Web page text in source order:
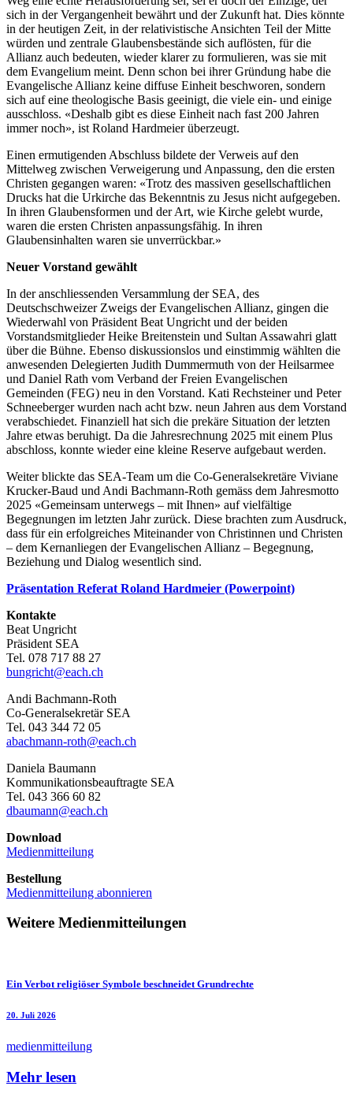
sich in der Vergangenheit bewährt und der Zukunft hat. Dies könnte
in der heutigen Zeit, in der relativistische Ansichten Teil der Mitte
würden und zentrale Glaubensbestände sich auflösten, für die
Allianz auch bedeuten, wieder klarer zu formulieren, was sie mit
dem Evangelium meint. Denn schon bei ihrer Gründung habe die
Evangelische Allianz keine diffuse Einheit beschworen, sondern
sich auf eine theologische Basis geeinigt, die viele ein- und einige
ausschloss. «Deshalb gibt es diese Einheit nach fast 200 Jahren
immer noch», ist Roland Hardmeier überzeugt.
Einen ermutigenden Abschluss bildete der Verweis auf den
Mittelweg zwischen Verweigerung und Anpassung, den die ersten
Christen gegangen waren: «Trotz des massiven gesellschaftlichen
Drucks hat die Urkirche das Bekenntnis zu Jesus nicht aufgegeben.
In ihren Glaubensformen und der Art, wie Kirche gelebt wurde,
waren die ersten Christen anpassungsfähig. In ihren
Glaubensinhalten waren sie unverrückbar.»
Neuer Vorstand gewählt
In der anschliessenden Versammlung der SEA, des
Deutschschweizer Zweigs der Evangelischen Allianz, gingen die
Wiederwahl von Präsident Beat Ungricht und der beiden
Vorstandsmitglieder Heike Breitenstein und Sultan Assawahri glatt
über die Bühne. Ebenso diskussionslos und einstimmig wählten die
anwesenden Delegierten Judith Dummermuth von der Heilsarmee
und Daniel Rath vom Verband der Freien Evangelischen
Gemeinden (FEG) neu in den Vorstand. Kati Rechsteiner und Peter
Schneeberger wurden nach acht bzw. neun Jahren aus dem Vorstand
verabschiedet. Finanziell hat sich die prekäre Situation der letzten
Jahre etwas beruhigt. Da die Jahresrechnung 2025 mit einem Plus
abschloss, konnte wieder eine kleine Reserve aufgebaut werden.
Weiter blickte das SEA-Team um die Co-Generalsekretäre Viviane
Krucker-Baud und Andi Bachmann-Roth gemäss dem Jahresmotto
2025 «Gemeinsam unterwegs – mit Ihnen» auf vielfältige
Begegnungen im letzten Jahr zurück. Diese brachten zum Ausdruck,
dass für ein erfolgreiches Miteinander von Christinnen und Christen
– dem Kernanliegen der Evangelischen Allianz – Begegnung,
Beziehung und Dialog wesentlich sind.
Präsentation Referat Roland Hardmeier (Powerpoint)
Kontakte
Beat Ungricht
Präsident SEA
Tel. 078 717 88 27
bungricht@each.ch
Andi Bachmann-Roth
Co-Generalsekretär SEA
Tel. 043 344 72 05
abachmann-roth@each.ch
Daniela Baumann
Kommunikationsbeauftragte SEA
Tel. 043 366 60 82
dbaumann@each.ch
Download
Medienmitteilung
Bestellung
Medienmitteilung abonnieren
Weitere Medienmitteilungen
Ein Verbot religiöser Symbole beschneidet Grundrechte
20. Juli 2026
medienmitteilung
Mehr lesen